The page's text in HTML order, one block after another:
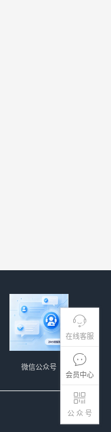
在线客服
会员中心
公 众 号
微信公众号